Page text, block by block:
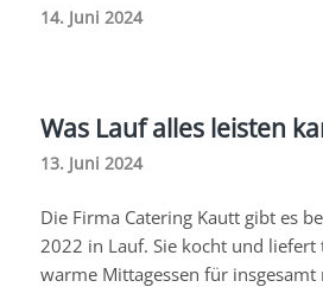
14. Juni 2024
Was Lauf alles leisten
13. Juni 2024
Die Firma Catering Kautt gibt es
2022 in Lauf. Sie kocht und liefert
warme Mittagessen für insgesamt